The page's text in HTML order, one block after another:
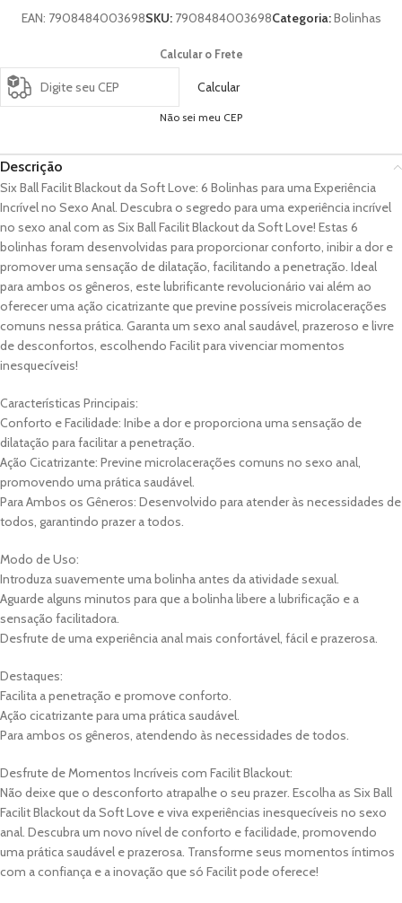
EAN: 7908484003698SKU: 7908484003698Categoria:Bolinhas
Calcular o Frete
Calcular
Não sei meu CEP
Descrição
Six Ball Facilit Blackout da Soft Love: 6 Bolinhas para uma Experiência
Incrível no Sexo Anal. Descubra o segredo para uma experiência incrível
no sexo anal com as Six Ball Facilit Blackout da Soft Love! Estas 6
bolinhas foram desenvolvidas para proporcionar conforto, inibir a dor e
promover uma sensação de dilatação, facilitando a penetração. Ideal
para ambos os gêneros, este lubrificante revolucionário vai além ao
oferecer uma ação cicatrizante que previne possíveis microlacerações
comuns nessa prática. Garanta um sexo anal saudável, prazeroso e livre
de desconfortos, escolhendo Facilit para vivenciar momentos
inesquecíveis!
Características Principais:
Conforto e Facilidade: Inibe a dor e proporciona uma sensação de
dilatação para facilitar a penetração.
Ação Cicatrizante: Previne microlacerações comuns no sexo anal,
promovendo uma prática saudável.
Para Ambos os Gêneros: Desenvolvido para atender às necessidades de
todos, garantindo prazer a todos.
Modo de Uso:
Introduza suavemente uma bolinha antes da atividade sexual.
Aguarde alguns minutos para que a bolinha libere a lubrificação e a
sensação facilitadora.
Desfrute de uma experiência anal mais confortável, fácil e prazerosa.
Destaques:
Facilita a penetração e promove conforto.
Ação cicatrizante para uma prática saudável.
Para ambos os gêneros, atendendo às necessidades de todos.
Desfrute de Momentos Incríveis com Facilit Blackout:
Não deixe que o desconforto atrapalhe o seu prazer. Escolha as Six Ball
Facilit Blackout da Soft Love e viva experiências inesquecíveis no sexo
anal. Descubra um novo nível de conforto e facilidade, promovendo
uma prática saudável e prazerosa. Transforme seus momentos íntimos
com a confiança e a inovação que só Facilit pode oferece!